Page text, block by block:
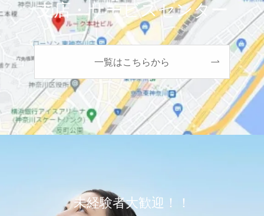
支店・サービスセンター
一覧はこちらから
未経験者大歓迎！！